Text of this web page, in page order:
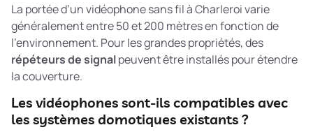
La portée d’un vidéophone sans fil à Charleroi varie
généralement entre 50 et 200 mètres en fonction de
l’environnement. Pour les grandes propriétés, des
répéteurs de signalpeuvent être installés pour étendre
la couverture.
Les vidéophones sont-ils compatibles avec
les systèmes domotiques existants ?